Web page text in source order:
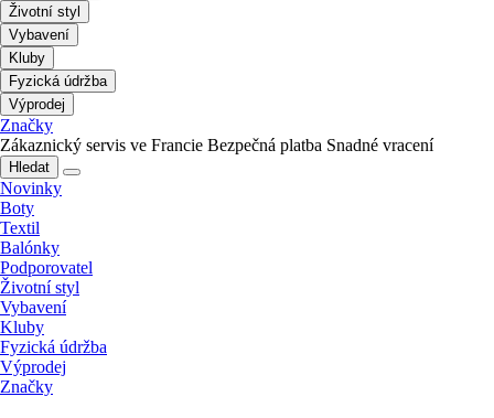
Životní styl
Vybavení
Kluby
Fyzická údržba
Výprodej
Značky
Zákaznický servis ve Francie Bezpečná platba Snadné vracení
Hledat
Novinky
Boty
Textil
Balónky
Podporovatel
Životní styl
Vybavení
Kluby
Fyzická údržba
Výprodej
Značky